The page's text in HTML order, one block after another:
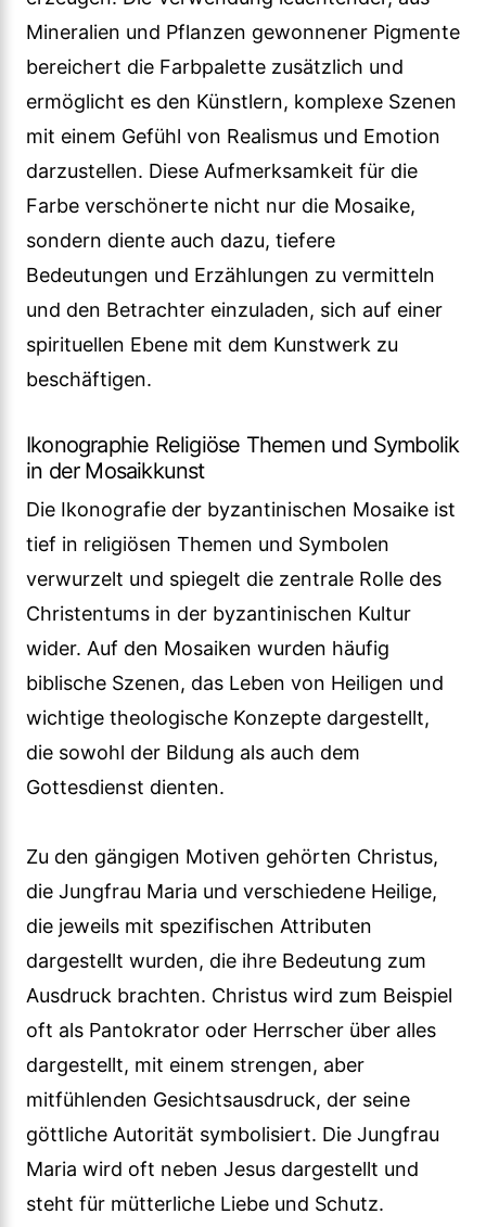
Mineralien und Pflanzen gewonnener Pigmente
bereichert die Farbpalette zusätzlich und
ermöglicht es den Künstlern, komplexe Szenen
mit einem Gefühl von Realismus und Emotion
darzustellen. Diese Aufmerksamkeit für die
Farbe verschönerte nicht nur die Mosaike,
sondern diente auch dazu, tiefere
Bedeutungen und Erzählungen zu vermitteln
und den Betrachter einzuladen, sich auf einer
spirituellen Ebene mit dem Kunstwerk zu
beschäftigen.
Ikonographie Religiöse Themen und Symbolik
in der Mosaikkunst
Die Ikonografie der byzantinischen Mosaike ist
tief in religiösen Themen und Symbolen
verwurzelt und spiegelt die zentrale Rolle des
Christentums in der byzantinischen Kultur
wider. Auf den Mosaiken wurden häufig
biblische Szenen, das Leben von Heiligen und
wichtige theologische Konzepte dargestellt,
die sowohl der Bildung als auch dem
Gottesdienst dienten.
Zu den gängigen Motiven gehörten Christus,
die Jungfrau Maria und verschiedene Heilige,
die jeweils mit spezifischen Attributen
dargestellt wurden, die ihre Bedeutung zum
Ausdruck brachten. Christus wird zum Beispiel
oft als Pantokrator oder Herrscher über alles
dargestellt, mit einem strengen, aber
mitfühlenden Gesichtsausdruck, der seine
göttliche Autorität symbolisiert. Die Jungfrau
Maria wird oft neben Jesus dargestellt und
steht für mütterliche Liebe und Schutz.